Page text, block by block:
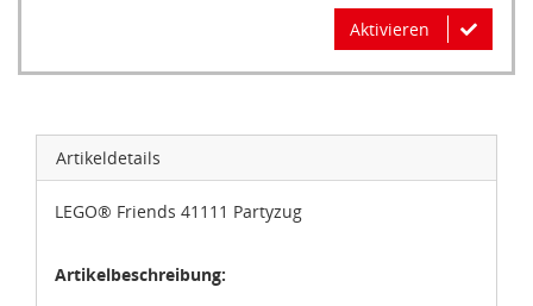
Aktivieren
Artikeldetails
LEGO® Friends 41111 Partyzug
Artikelbeschreibung: